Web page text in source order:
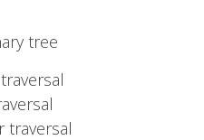
tree
traversal